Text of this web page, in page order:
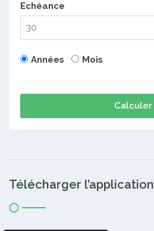
Echéance
Années Mois
Calculer
Télécharger l’application